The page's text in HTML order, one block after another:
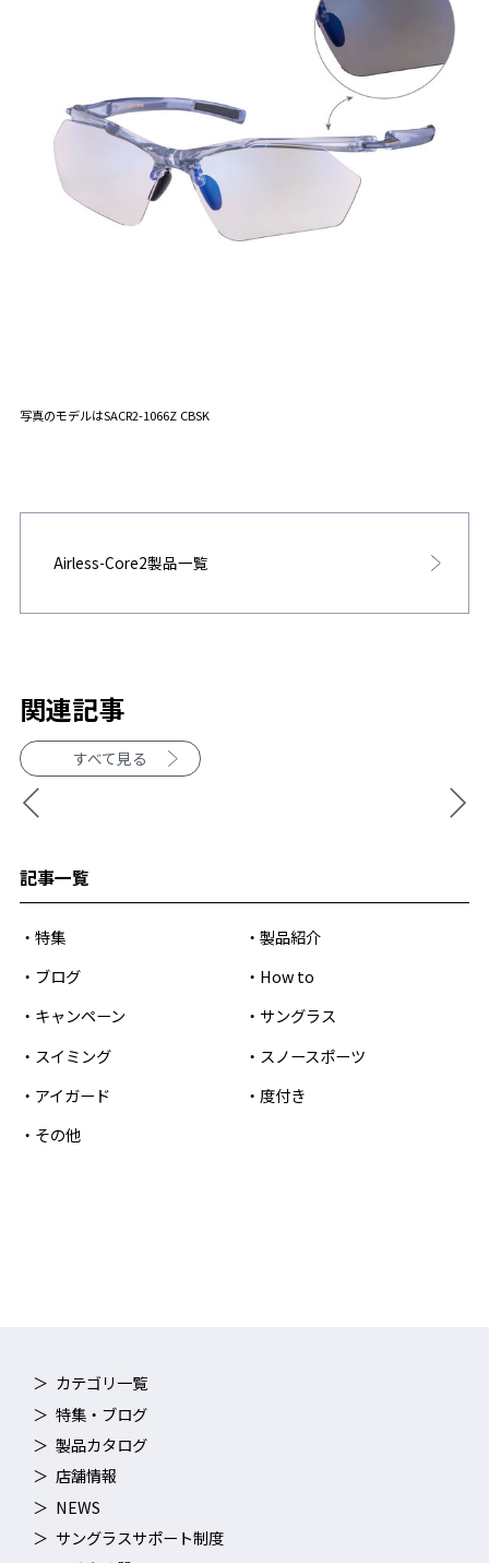
写真のモデルはSACR2-1066Z CBSK
Airless-Core2製品一覧
関連記事
すべて見る
記事一覧
特集
製品紹介
ブログ
How to
キャンペーン
サングラス
スイミング
スノースポーツ
アイガード
度付き
その他
カテゴリ一覧
特集・ブログ
製品カタログ
店舗情報
NEWS
サングラスサポート制度